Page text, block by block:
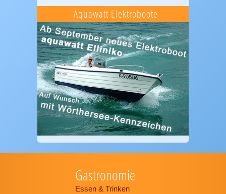
Aquawatt Elektroboote
Gastronomie
Essen & Trinken